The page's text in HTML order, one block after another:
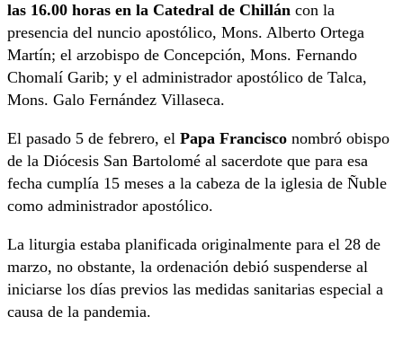
las 16.00 horas en la Catedral de Chillán con la
presencia del nuncio apostólico, Mons. Alberto Ortega
Martín; el arzobispo de Concepción, Mons. Fernando
Chomalí Garib; y el administrador apostólico de Talca,
Mons. Galo Fernández Villaseca.
El pasado 5 de febrero, el Papa Francisco nombró obispo
de la Diócesis San Bartolomé al sacerdote que para esa
fecha cumplía 15 meses a la cabeza de la iglesia de Ñuble
como administrador apostólico.
La liturgia estaba planificada originalmente para el 28 de
marzo, no obstante, la ordenación debió suspenderse al
iniciarse los días previos las medidas sanitarias especial a
causa de la pandemia.